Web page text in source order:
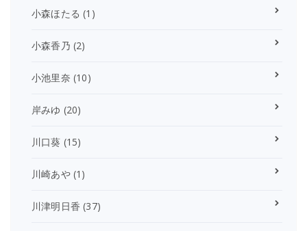
小森ほたる (1)
小森香乃 (2)
小池里奈 (10)
岸みゆ (20)
川口葵 (15)
川崎あや(1)
川津明日香 (37)